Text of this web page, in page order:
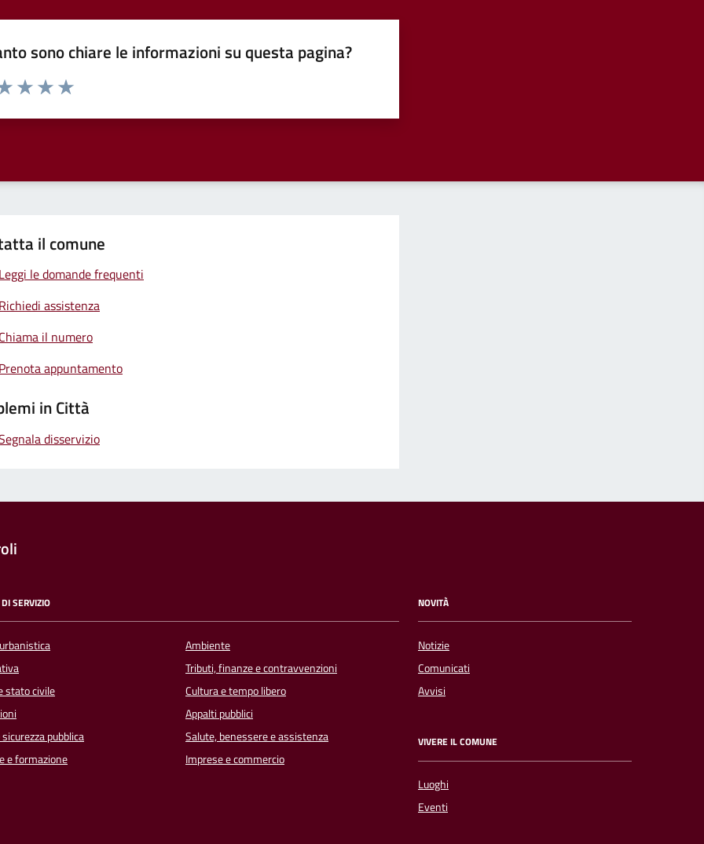
sono chiare le informazioni su questa pagina?
da 1 a 5 stelle la pagina
il comune
Leggi le domande frequenti
Richiedi assistenza
Chiama il numero
Prenota appuntamento
in Città
disservizio
SERVIZIO
stato civile
pubblica
e formazione
Ambiente
Tributi, finanze e contravvenzioni
Cultura e tempo libero
Appalti pubblici
Salute, benessere e assistenza
Imprese e commercio
NOVITÀ
Notizie
Comunicati
Avvisi
VIVERE IL COMUNE
Luoghi
Eventi